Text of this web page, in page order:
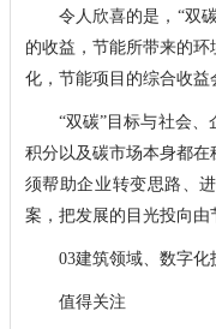
令人欣喜的是，“双碳
的收益，节能所带来的
化，节能项目的综合收益
“双碳”目标与社会、
积分以及碳市场本身都
须帮助企业转变思路、
案，把发展的目光投向由
03建筑领域、数字化
值得关注